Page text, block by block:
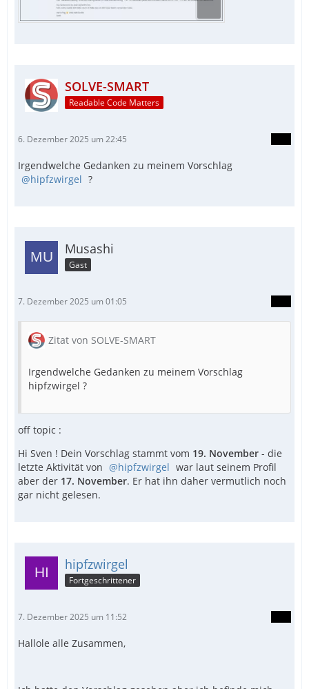
SOLVE-SMART
Readable Code Matters
6. Dezember 2025 um 22:45
Irgendwelche Gedanken zu meinem Vorschlag
hipfzwirgel ?
Musashi
Gast
7. Dezember 2025 um 01:05
Zitat von SOLVE-SMART
Irgendwelche Gedanken zu meinem Vorschlag
hipfzwirgel ?
off topic :
Hi Sven ! Dein Vorschlag stammt vom 19. November - die
letzte Aktivität von
hipfzwirgel war laut seinem Profil
aber der 17. November. Er hat ihn daher vermutlich noch
gar nicht gelesen.
hipfzwirgel
Fortgeschrittener
7. Dezember 2025 um 11:52
Hallole alle Zusammen,